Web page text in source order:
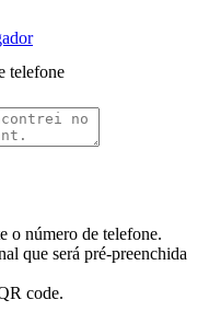
telefone
o número de telefone.
que será pré-preenchida
code.